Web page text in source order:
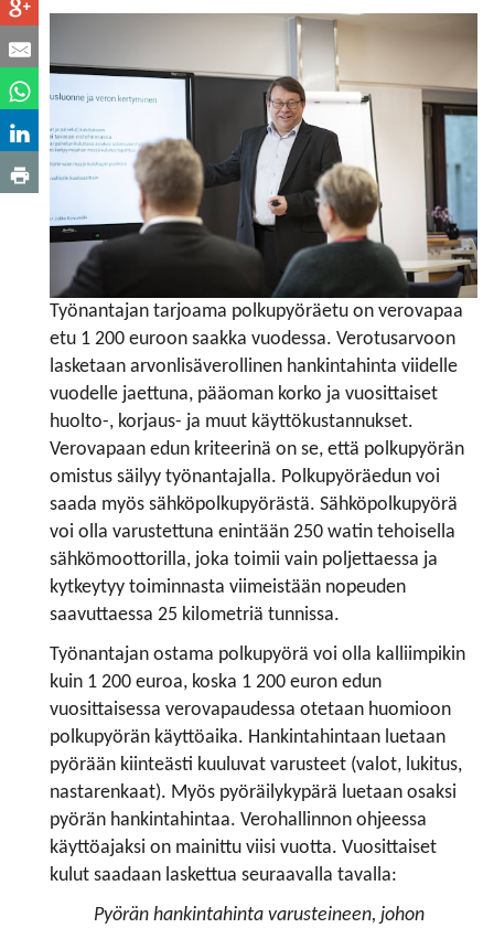
Työnantajan tarjoama polkupyöräetu on verovapaa
etu 1 200 euroon saakka vuodessa. Verotusarvoon
lasketaan arvonlisäverollinen hankintahinta viidelle
vuodelle jaettuna, pääoman korko ja vuosittaiset
huolto-, korjaus- ja muut käyttökustannukset.
Verovapaan edun kriteerinä on se, että polkupyörän
omistus säilyy työnantajalla. Polkupyöräedun voi
saada myös sähköpolkupyörästä. Sähköpolkupyörä
voi olla varustettuna enintään 250 watin tehoisella
sähkömoottorilla, joka toimii vain poljettaessa ja
kytkeytyy toiminnasta viimeistään nopeuden
saavuttaessa 25 kilometriä tunnissa.
Työnantajan ostama polkupyörä voi olla kalliimpikin
kuin 1 200 euroa, koska 1 200 euron edun
vuosittaisessa verovapaudessa otetaan huomioon
polkupyörän käyttöaika. Hankintahintaan luetaan
pyörään kiinteästi kuuluvat varusteet (valot, lukitus,
nastarenkaat). Myös pyöräilykypärä luetaan osaksi
pyörän hankintahintaa. Verohallinnon ohjeessa
käyttöajaksi on mainittu viisi vuotta. Vuosittaiset
kulut saadaan laskettua seuraavalla tavalla:
Pyörän hankintahinta varusteineen, johon